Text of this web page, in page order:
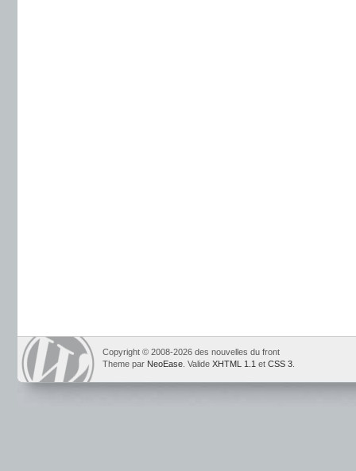
Copyright © 2008-2026 des nouvelles du front
Theme par NeoEase . Valide XHTML 1.1 et CSS 3